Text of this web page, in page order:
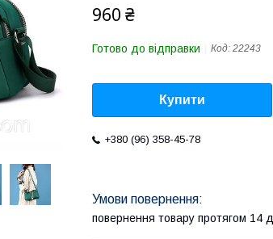
960 ₴
Готово до відправки Код: 22243
Купити
+380 (96) 358-45-78
повернення товару протягом 14